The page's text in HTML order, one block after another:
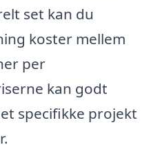
set kan du
koster mellem
per
kan godt
specifikke projekt